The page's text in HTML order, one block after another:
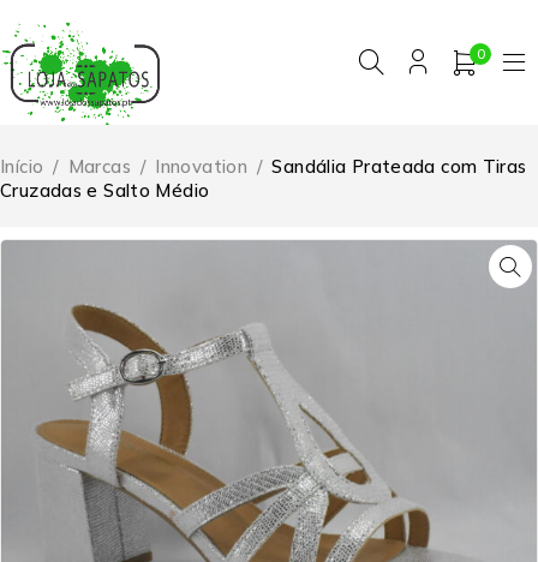
0
Início / Marcas / Innovation / Sandália Prateada com Tiras
Cruzadas e Salto Médio